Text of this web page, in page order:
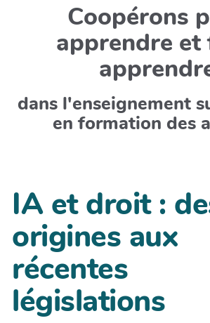
Coopérons
apprendre et
dans l'enseignement
en formation des
IA et droit :
origines aux
récentes
législations